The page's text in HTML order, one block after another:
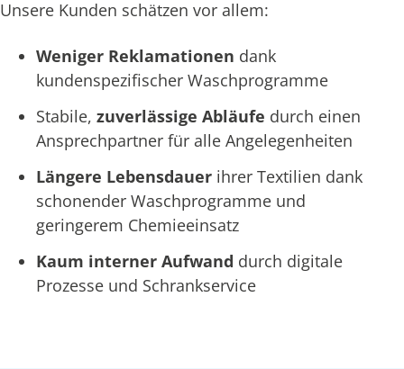
Unsere Kunden schätzen vor allem:
Weniger Reklamationen dank
kundenspezifischer Waschprogramme
Stabile, zuverlässige Abläufe durch einen
Ansprechpartner für alle Angelegenheiten
Längere Lebensdauer ihrer Textilien dank
schonender Waschprogramme und
geringerem Chemieeinsatz
Kaum interner Aufwand durch digitale
Prozesse und Schrankservice